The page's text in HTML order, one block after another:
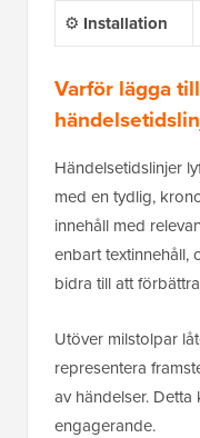
⚙️ Installation
Varför lägga
Händelsetidslinjer
med en tydlig,
innehåll med
enbart textinnehåll,
bidra till att
Utöver milstolpar
representera
av händelser.
engagerande.